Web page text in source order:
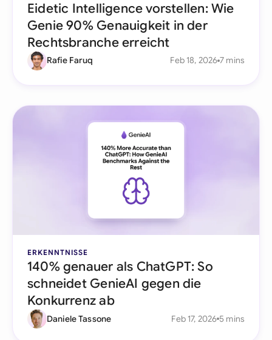
Eidetic Intelligence vorstellen: Wie
Genie 90% Genauigkeit in der
Rechtsbranche erreicht
Rafie Faruq Feb 18, 2026 7 mins
ERKENNTNISSE
140% genauer als ChatGPT: So
schneidet GenieAI gegen die
Konkurrenz ab
Daniele Tassone Feb 17, 2026 5 mins